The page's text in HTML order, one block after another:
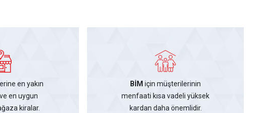
en yakın
en uygun
kiralar.
BİM için müşterilerinin
menfaati kısa vadeli yüksek
kardan daha önemlidir.